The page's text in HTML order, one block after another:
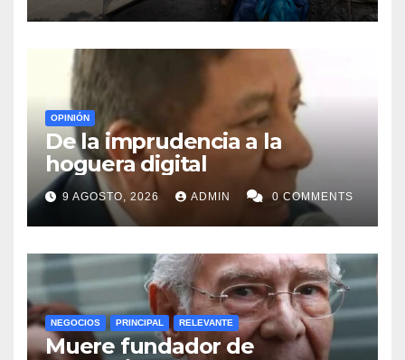
OPINIÓN
De la imprudencia a la
hoguera digital
9 AGOSTO, 2026 ADMIN 0 COMMENTS
NEGOCIOS PRINCIPAL RELEVANTE
Muere fundador de